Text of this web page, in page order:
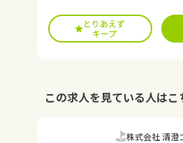
とりあえず
キープ
この求人を見ている人は
株式会社 清澄